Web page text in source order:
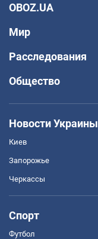
OBOZ.UA
Мир
Расследования
Общество
Новости Украины
Киев
Запорожье
Черкассы
Спорт
Футбол